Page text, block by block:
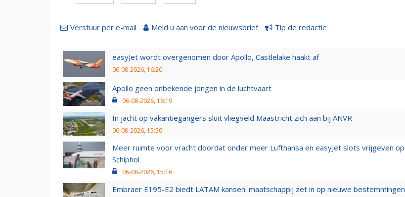
Verstuur per e-mail Meld u aan voor de nieuwsbrief Tip de redactie
easyJet wordt overgenomen door Apollo, Castlelake haakt af
06-08-2026, 16:20
Apollo geen onbekende jongen in de luchtvaart
06-08-2026, 16:19
In jacht op vakantiegangers sluit vliegveld Maastricht zich aan bij ANVR
06-08-2026, 15:56
Meer ruimte voor vracht doordat onder meer Lufthansa en easyJet slots vrijgeven op
Schiphol
06-08-2026, 15:16
Embraer E195-E2 biedt LATAM kansen: maatschappij zet in op nieuwe bestemmingen